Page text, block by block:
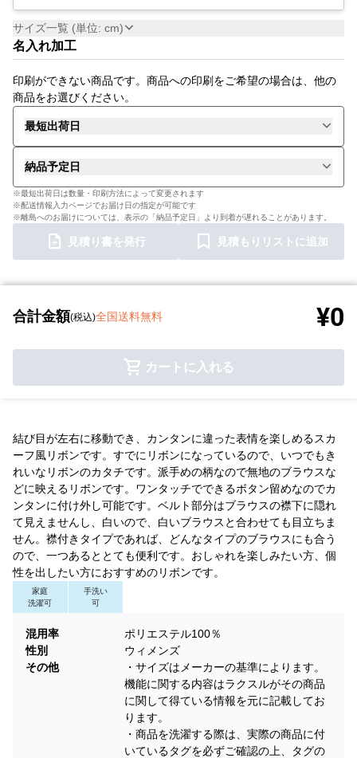
サイズ一覧 (単位: cm)
名入れ加工
印刷ができない商品です。商品への印刷をご希望の場合は、他の
商品をお選びください。
最短出荷日
納品予定日
※最短出荷日は数量・印刷方法によって変更されます
※配送情報入力ページでお届け日の指定が可能です
※離島へのお届けについては、表示の「納品予定日」より到着が遅れることがあります。
見積り書を発行 見積もりリストに追加
合計金額(税込)全国送料無料 ¥0
カートに入れる
結び目が左右に移動でき、カンタンに違った表情を楽しめるスカ
ーフ風リボンです。すでにリボンになっているので、いつでもき
れいなリボンのカタチです。派手めの柄なので無地のブラウスな
どに映えるリボンです。ワンタッチでできるボタン留めなのでカ
ンタンに付け外し可能です。ベルト部分はブラウスの襟下に隠れ
て見えませんし、白いので、白いブラウスと合わせても目立ちま
せん。襟付きタイプであれば、どんなタイプのブラウスにも合う
ので、一つあるととても便利です。おしゃれを楽しみたい方、個
性を出したい方におすすめのリボンです。
家庭
洗濯可
手洗い
可
混用率
ポリエステル100％
性別
ウィメンズ
その他
・サイズはメーカーの基準によります。
機能に関する内容はラクスルがその商品
に関して得ている情報を元に記載してお
ります。
・商品を洗濯する際は、実際の商品に付
いているタグを必ずご確認の上、タグの